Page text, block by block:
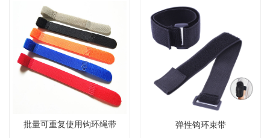
批量可重复使用钩环绳带 弹性钩环束带